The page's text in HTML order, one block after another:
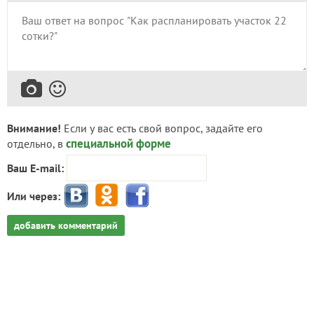
Внимание! Если у вас есть свой вопрос, задайте его
отдельно, в специальной форме
Ваш E-mail:
Или через:
добавить комментарий